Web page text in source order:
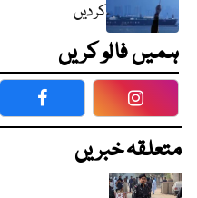
کر دیں
ہمیں فالو کریں
Facebook
متعلقہ خبریں